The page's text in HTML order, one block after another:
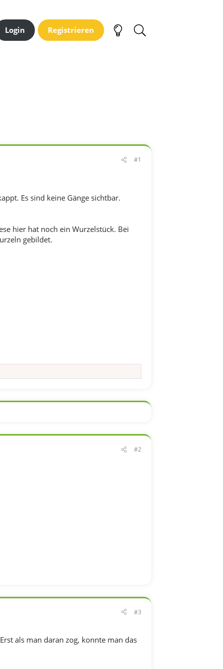
Login Registrieren
#1
Es sind keine Gänge sichtbar.
hier hat noch ein Wurzelstück. Bei
gebildet.
#2
#3
als man daran zog, konnte man das